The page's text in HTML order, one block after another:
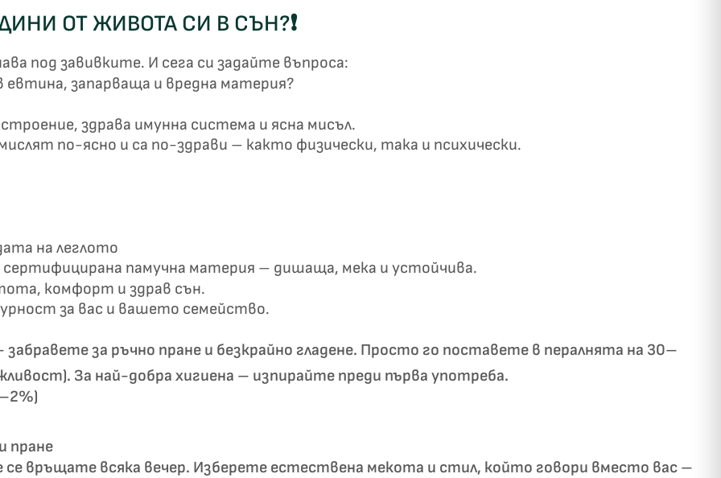
ОТ ЖИВОТА СИ В СЪН?❗
под завивките. И сега си задайте въпроса:
запарваща и вредна материя?
здрава имунна система и ясна мисъл.
по-ясно и са по-здрави – както физически, така и психически.
на леглото
памучна материя – дишаща, мека и устойчива.
комфорт и здрав сън.
за вас и вашето семейство.
за ръчно пране и безкрайно гладене. Просто го поставете в пералнята на 30–
За най-добра хигиена – изпирайте преди първа употреба.
пране
връщате всяка вечер. Изберете естествена мекота и стил, който говори вместо вас –
✦
✦
✦
Хавлиени кърпи – Комплект 2 части – 100% памук
19,00 €0 €